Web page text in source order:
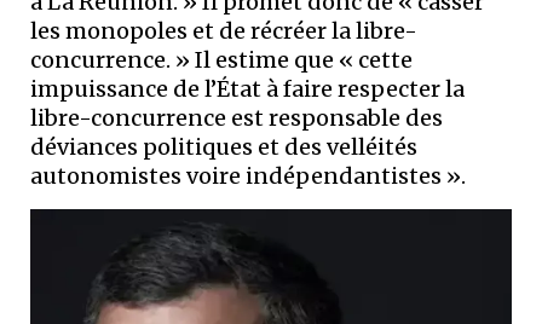
les monopoles et de récréer la libre-
concurrence. » Il estime que « cette
impuissance de l’État à faire respecter la
libre-concurrence est responsable des
déviances politiques et des velléités
autonomistes voire indépendantistes ».